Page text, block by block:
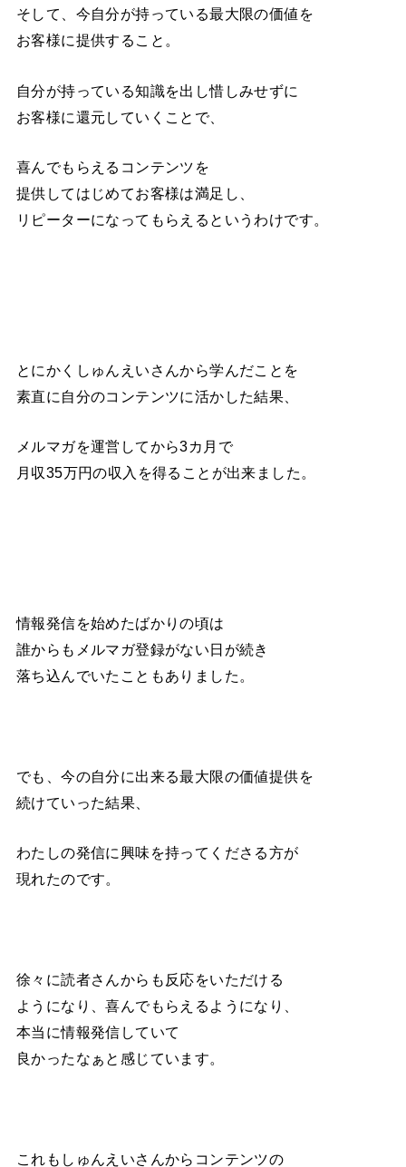
そして、今自分が持っている最大限の価値を
お客様に提供すること。
自分が持っている知識を出し惜しみせずに
お客様に還元していくことで、
喜んでもらえるコンテンツを
提供してはじめてお客様は満足し、
リピーターになってもらえるというわけです。
とにかくしゅんえいさんから学んだことを
素直に自分のコンテンツに活かした結果、
メルマガを運営してから3カ月で
月収35万円の収入を得ることが出来ました。
情報発信を始めたばかりの頃は
誰からもメルマガ登録がない日が続き
落ち込んでいたこともありました。
でも、今の自分に出来る最大限の価値提供を
続けていった結果、
わたしの発信に興味を持ってくださる方が
現れたのです。
徐々に読者さんからも反応をいただける
ようになり、喜んでもらえるようになり、
本当に情報発信していて
良かったなぁと感じています。
これもしゅんえいさんからコンテンツの